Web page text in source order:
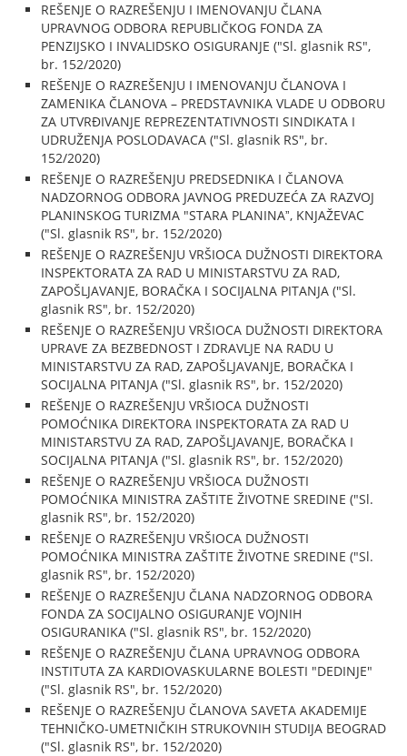
REŠENJE O RAZREŠENJU I IMENOVANJU ČLANA
UPRAVNOG ODBORA REPUBLIČKOG FONDA ZA
PENZIJSKO I INVALIDSKO OSIGURANJE ("Sl. glasnik RS",
br. 152/2020)
REŠENJE O RAZREŠENJU I IMENOVANJU ČLANOVA I
ZAMENIKA ČLANOVA – PREDSTAVNIKA VLADE U ODBORU
ZA UTVRĐIVANJE REPREZENTATIVNOSTI SINDIKATA I
UDRUŽENJA POSLODAVACA ("Sl. glasnik RS", br.
152/2020)
REŠENJE O RAZREŠENJU PREDSEDNIKA I ČLANOVA
NADZORNOG ODBORA JAVNOG PREDUZEĆA ZA RAZVOJ
PLANINSKOG TURIZMA "STARA PLANINAˮ, KNJAŽEVAC
("Sl. glasnik RS", br. 152/2020)
REŠENJE O RAZREŠENJU VRŠIOCA DUŽNOSTI DIREKTORA
INSPEKTORATA ZA RAD U MINISTARSTVU ZA RAD,
ZAPOŠLJAVANJE, BORAČKA I SOCIJALNA PITANJA ("Sl.
glasnik RS", br. 152/2020)
REŠENJE O RAZREŠENJU VRŠIOCA DUŽNOSTI DIREKTORA
UPRAVE ZA BEZBEDNOST I ZDRAVLJE NA RADU U
MINISTARSTVU ZA RAD, ZAPOŠLJAVANJE, BORAČKA I
SOCIJALNA PITANJA ("Sl. glasnik RS", br. 152/2020)
REŠENJE O RAZREŠENJU VRŠIOCA DUŽNOSTI
POMOĆNIKA DIREKTORA INSPEKTORATA ZA RAD U
MINISTARSTVU ZA RAD, ZAPOŠLJAVANJE, BORAČKA I
SOCIJALNA PITANJA ("Sl. glasnik RS", br. 152/2020)
REŠENJE O RAZREŠENJU VRŠIOCA DUŽNOSTI
POMOĆNIKA MINISTRA ZAŠTITE ŽIVOTNE SREDINE ("Sl.
glasnik RS", br. 152/2020)
REŠENJE O RAZREŠENJU VRŠIOCA DUŽNOSTI
POMOĆNIKA MINISTRA ZAŠTITE ŽIVOTNE SREDINE ("Sl.
glasnik RS", br. 152/2020)
REŠENJE O RAZREŠENJU ČLANA NADZORNOG ODBORA
FONDA ZA SOCIJALNO OSIGURANJE VOJNIH
OSIGURANIKA ("Sl. glasnik RS", br. 152/2020)
REŠENJE O RAZREŠENJU ČLANA UPRAVNOG ODBORA
INSTITUTA ZA KARDIOVASKULARNE BOLESTI "DEDINJE"
("Sl. glasnik RS", br. 152/2020)
REŠENJE O RAZREŠENJU ČLANOVA SAVETA AKADEMIJE
TEHNIČKO-UMETNIČKIH STRUKOVNIH STUDIJA BEOGRAD
("Sl. glasnik RS", br. 152/2020)